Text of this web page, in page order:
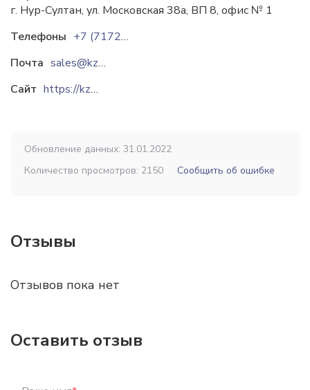
г. Нур-Султан, ул. Московская 38а, ВП 8, офис № 1
Телефоны
+7 (7172) 53 96 25
Почта
sales@kzok.kz
Сайт
https://kzok.kz
Обновление данных: 31.01.2022
Количество просмотров: 2150
Сообщить об ошибке
Отзывы
Отзывов пока нет
Оставить отзыв